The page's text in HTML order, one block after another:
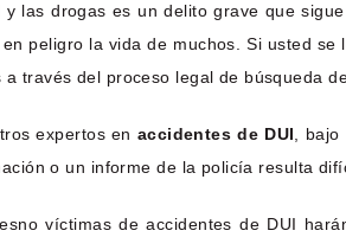
las drogas es un delito grave que
peligro la vida de muchos. Si usted
través del proceso legal de búsqueda
expertos en accidentes de DUI ,
o un informe de la policía resulta
víctimas de accidentes de DUI